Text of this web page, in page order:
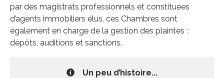
par des magistrats professionnels et constituées
d’agents immobiliers élus, ces Chambres sont
également en charge de la gestion des plaintes :
dépôts, auditions et sanctions.
Un peu d’histoire...